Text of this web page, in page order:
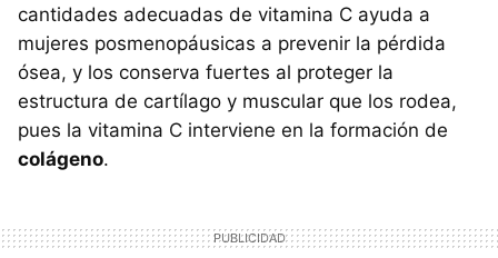
cantidades adecuadas de vitamina C ayuda a
mujeres posmenopáusicas a prevenir la pérdida
ósea, y los conserva fuertes al proteger la
estructura de cartílago y muscular que los rodea,
pues la vitamina C interviene en la formación de
colágeno.